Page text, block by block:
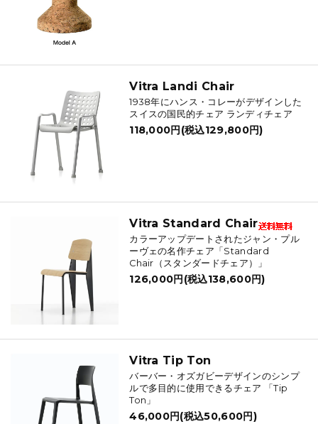
Vitra Landi Chair
1938年にハンス・コレーがデザインした
スイスの国民的チェア ランディチェア
118,000円(税込129,800円)
Vitra Standard Chair
カラーアップデートされたジャン・プル
ーヴェの名作チェア「Standard
Chair（スタンダードチェア）」
126,000円(税込138,600円)
Vitra Tip Ton
バーバー・オズガビーデザインのシンプ
ルで多目的に使用できるチェア 「Tip
Ton」
46,000円(税込50,600円)